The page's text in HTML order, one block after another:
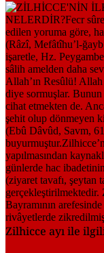
Zilhicce ayı ile